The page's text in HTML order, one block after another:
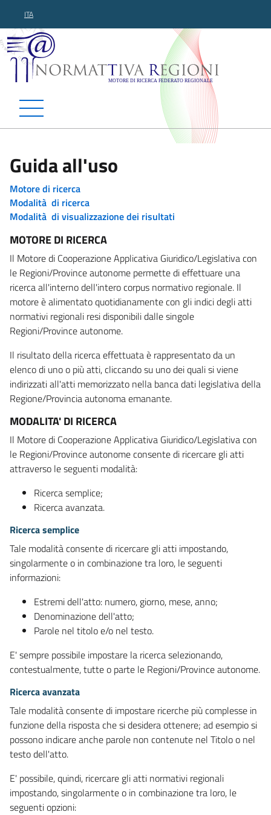
ITA
Normattiva Regioni -
Guida all'uso
Motore di ricerca
Modalità di ricerca
Modalità di visualizzazione dei risultati
MOTORE DI RICERCA
Il Motore di Cooperazione Applicativa Giuridico/Legislativa con
le Regioni/Province autonome permette di effettuare una
ricerca all'interno dell'intero corpus normativo regionale. Il
motore è alimentato quotidianamente con gli indici degli atti
normativi regionali resi disponibili dalle singole
Regioni/Province autonome.
Il risultato della ricerca effettuata è rappresentato da un
elenco di uno o più atti, cliccando su uno dei quali si viene
indirizzati all'atti memorizzato nella banca dati legislativa della
Regione/Provincia autonoma emanante.
MODALITA' DI RICERCA
Il Motore di Cooperazione Applicativa Giuridico/Legislativa con
le Regioni/Province autonome consente di ricercare gli atti
attraverso le seguenti modalità:
Ricerca semplice;
Ricerca avanzata.
Ricerca semplice
Tale modalità consente di ricercare gli atti impostando,
singolarmente o in combinazione tra loro, le seguenti
informazioni:
Estremi dell'atto: numero, giorno, mese, anno;
Denominazione dell'atto;
Parole nel titolo e/o nel testo.
E' sempre possibile impostare la ricerca selezionando,
contestualmente, tutte o parte le Regioni/Province autonome.
Ricerca avanzata
Tale modalità consente di impostare ricerche più complesse in
funzione della risposta che si desidera ottenere; ad esempio si
possono indicare anche parole non contenute nel Titolo o nel
testo dell'atto.
E' possibile, quindi, ricercare gli atti normativi regionali
impostando, singolarmente o in combinazione tra loro, le
seguenti opzioni: